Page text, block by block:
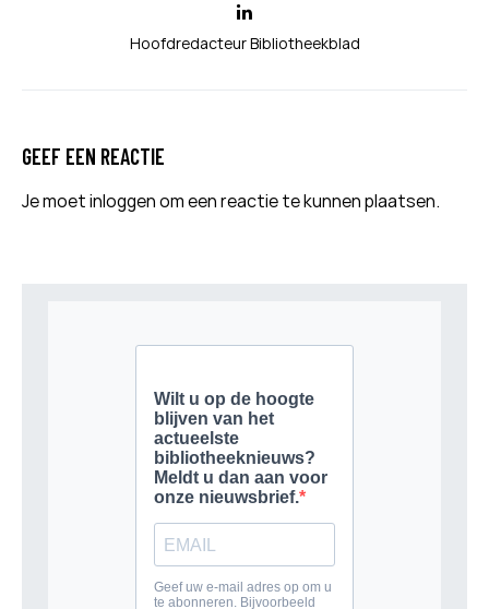
Hoofdredacteur Bibliotheekblad
GEEF EEN REACTIE
Je moetinloggenom een reactie te kunnen plaatsen.